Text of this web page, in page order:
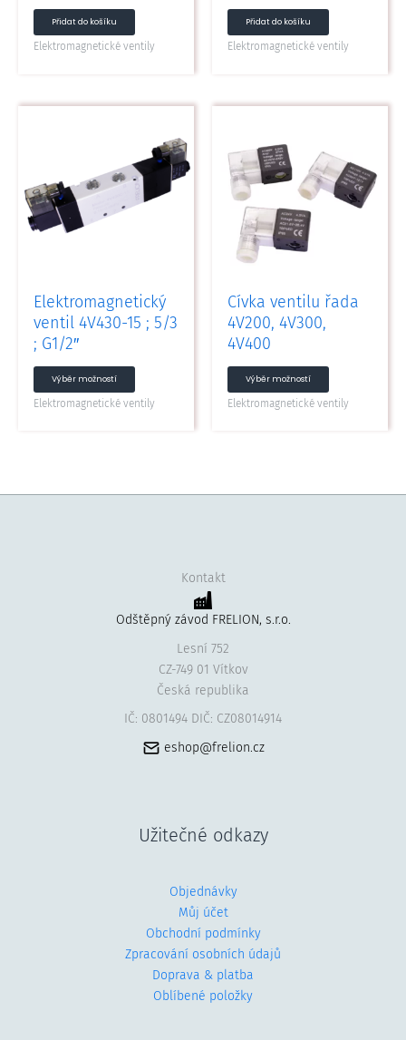
Přidat do košíku
Elektromagnetické ventily
Přidat do košíku
Elektromagnetické ventily
Elektromagnetický
ventil 4V430-15 ; 5/3
; G1/2″
Výběr možností
produkt
má
více
variant.
stránce
produktu
Elektromagnetické ventily
Cívka ventilu řada
4V200, 4V300,
4V400
Výběr možností
má
více
variant.
stránce
Elektromagnetické ventily
Kontakt
Odštěpný závod FRELION, s.r.o.
Lesní 752
CZ-749 01 Vítkov
Česká republika
IČ: 0801494 DIČ: CZ08014914
eshop@frelion.cz
Užitečné odkazy
Objednávky
Můj účet
Obchodní podmínky
Zpracování osobních údajů
Doprava & platba
Oblíbené položky